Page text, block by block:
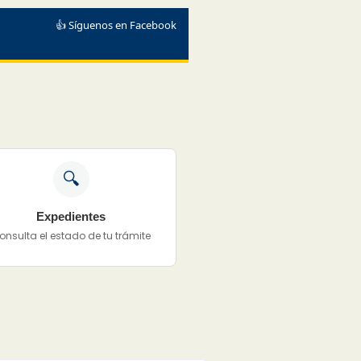
👍 Síguenos en Facebook
🔍
Expedientes
el estado de tu trámite